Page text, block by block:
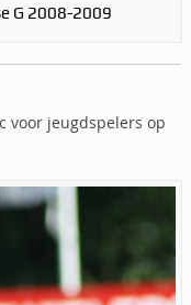
G 2008-2009
voor jeugdspelers op